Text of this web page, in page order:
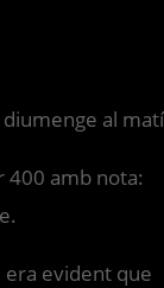
al matí
400 amb nota:
evident que